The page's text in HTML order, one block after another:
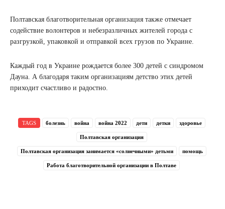
Полтавская благотворительная организация также отмечает
содействие волонтеров и небезразличных жителей города с
разгрузкой, упаковкой и отправкой всех грузов по Украине.
Каждый год в Украине рождается более 300 детей с синдромом
Дауна. А благодаря таким организациям детство этих детей
приходит счастливо и радостно.
TAGS болезнь война война 2022 дети детки здоровье
Полтавская организация
Полтавская организация занимается «солнечными» детьми помощь
Работа благотворительной организации в Полтаве